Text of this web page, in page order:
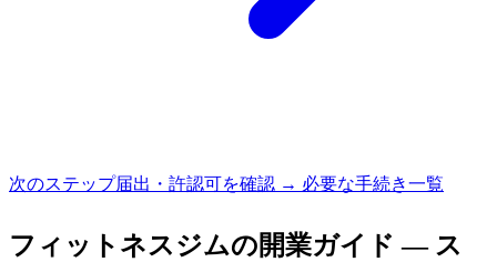
次のステップ届出・許認可を確認 → 必要な手続き一覧
フィットネスジムの開業ガイド — ス